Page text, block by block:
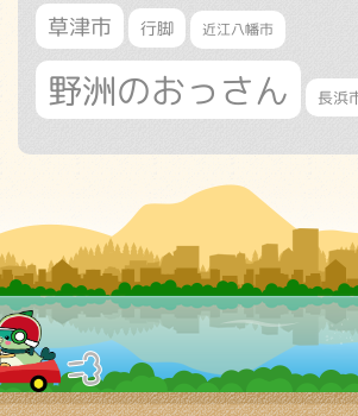
草津市 行脚 近江八幡市
野洲のおっさん 長浜